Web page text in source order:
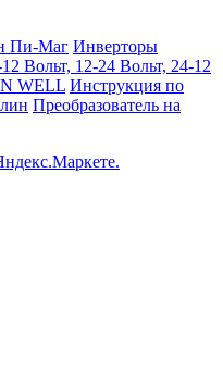
Пи-Маг Инверторы
Вольт, 12-24 Вольт, 24-12
WELL Инструкция по
Преобразователь на